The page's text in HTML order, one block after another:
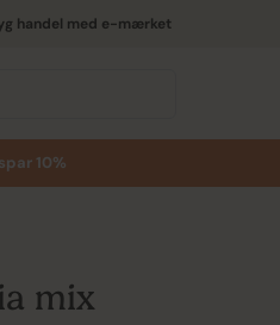
handel med e-mærket
10%
mix